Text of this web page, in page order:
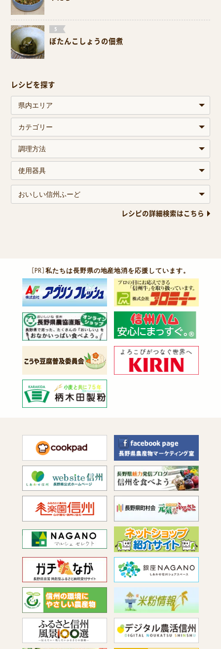
ぼたんこしょうの佃煮
レシピを探す
レシピの詳細検索はこちら
［PR］私たちは長野県の地産地消を応援しています。